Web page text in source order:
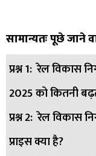
सामान्यतः पूछे जाने
प्रश्न 1:रेल विकास
2025 को कितनी
उत्तर: 21 मार्च 2025
0.87% की वृद्धि हुई
प्रश्न 2:रेल विकास
प्राइस क्या है?